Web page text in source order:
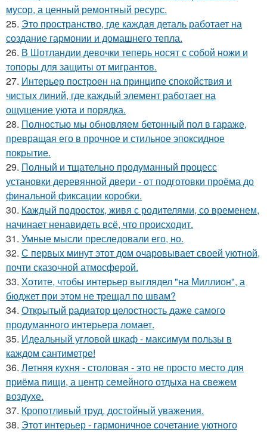
мусор, а ценный ремонтный ресурс.
25. Это пространство, где каждая деталь работает на
создание гармонии и домашнего тепла.
26. В Шотландии девочки теперь носят с собой ножи и
топоры для защиты от мигрантов.
27. Интерьер построен на принципе спокойствия и
чистых линий, где каждый элемент работает на
ощущение уюта и порядка.
28. Полностью мы обновляем бетонный пол в гараже,
превращая его в прочное и стильное эпоксидное
покрытие.
29. Полный и тщательно продуманный процесс
установки деревянной двери - от подготовки проёма до
финальной фиксации коробки.
30. Каждый подросток, живя с родителями, со временем,
начинает ненавидеть всё, что происходит.
31. Умные мысли преследовали его, но.
32. С первых минут этот дом очаровывает своей уютной,
почти сказочной атмосферой.
33. Хотите, чтобы интерьер выглядел "на Миллион", а
бюджет при этом не трещал по швам?
34. Открытый радиатор целостность даже самого
продуманного интерьера ломает.
35. Идеальный угловой шкаф - максимум пользы в
каждом сантиметре!
36. Летняя кухня - столовая - это не просто место для
приёма пищи, а центр семейного отдыха на свежем
воздухе.
37. Кропотливый труд, достойный уважения.
38. Этот интерьер - гармоничное сочетание уютного